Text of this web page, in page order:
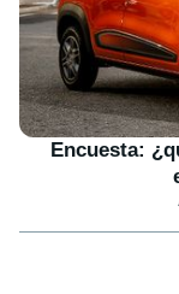
Encuesta: